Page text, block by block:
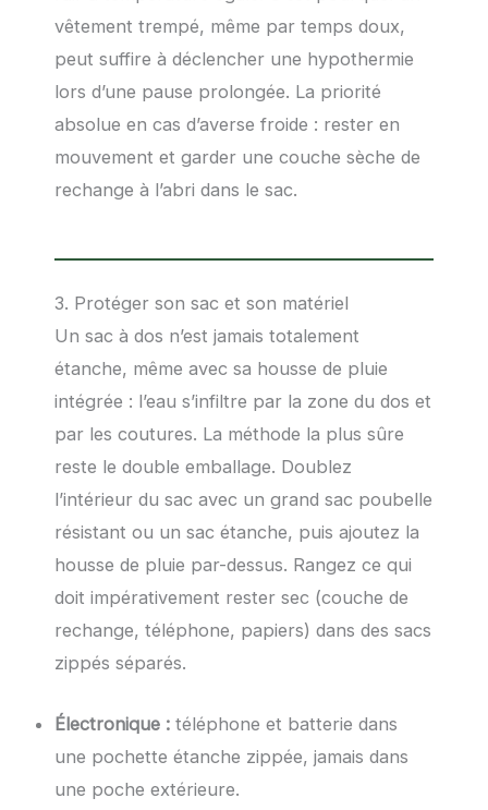
vêtement trempé, même par temps doux,
peut suffire à déclencher une hypothermie
lors d’une pause prolongée. La priorité
absolue en cas d’averse froide : rester en
mouvement et garder une couche sèche de
rechange à l’abri dans le sac.
3. Protéger son sac et son matériel
Un sac à dos n’est jamais totalement
étanche, même avec sa housse de pluie
intégrée : l’eau s’infiltre par la zone du dos et
par les coutures. La méthode la plus sûre
reste le double emballage. Doublez
l’intérieur du sac avec un grand sac poubelle
résistant ou un sac étanche, puis ajoutez la
housse de pluie par-dessus. Rangez ce qui
doit impérativement rester sec (couche de
rechange, téléphone, papiers) dans des sacs
zippés séparés.
Électronique : téléphone et batterie dans
une pochette étanche zippée, jamais dans
une poche extérieure.